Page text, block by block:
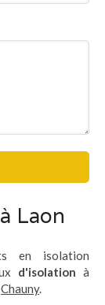
Laon
en isolation
d'isolation à
Chauny.